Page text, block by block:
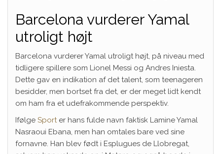
Barcelona vurderer Yamal
utroligt højt
Barcelona vurderer Yamal utroligt højt, på niveau med
tidligere spillere som Lionel Messi og Andres Iniesta.
Dette gav en indikation af det talent, som teenageren
besidder, men bortset fra det, er der meget lidt kendt
om ham fra et udefrakommende perspektiv.
Ifølge Sporter hans fulde navn faktisk Lamine Yamal
Nasraoui Ebana, men han omtales bare ved sine
fornavne. Han blev født i Esplugues de Llobregat,